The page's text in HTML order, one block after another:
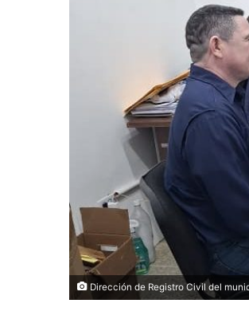
Dirección de Registro Civil del